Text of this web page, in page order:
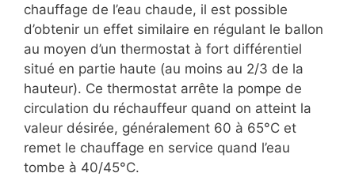
chauffage de l’eau chaude, il est possible
d’obtenir un effet similaire en régulant le ballon
au moyen d’un thermostat à fort différentiel
situé en partie haute (au moins au 2/3 de la
hauteur). Ce thermostat arrête la pompe de
circulation du réchauffeur quand on atteint la
valeur désirée, généralement 60 à 65°C et
remet le chauffage en service quand l’eau
tombe à 40/45°C.